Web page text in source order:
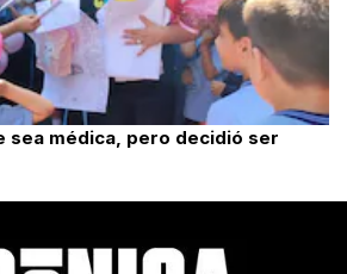
sea médica, pero decidió ser